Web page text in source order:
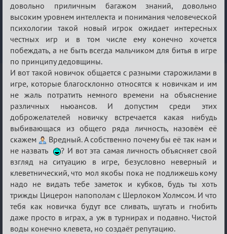
довольно приличным багажом знаний, довольно
высоким уровнем интеллекта и понимания человеческой
психологии такой новый игрок ожидает интересных
честных игр и в том числе ему конечно хочется
побеждать, а не быть всегда мальчиком для битья в игре
по принципу дедовщины.
И вот такой новичок общается с разными старожилами в
игре, которые благосклонно относятся к новичкам и им
не жаль потратить немного времени на объяснение
различных ньюансов. И допустим среди этих
доброжелателей новичку встречается какая нибудь
выбивающася из общего ряда личность, назовём её
скажем
Вредный. А собственно почему бы её так нам и
не назвать
? И вот эта самая личность объясняет свой
взгляд на ситуацию в игре, безусловно неверный и
клеветнический, что мол якобы пока не подлижешь кому
надо не видать тебе заметок и кубков, будь ты хоть
трижды Цицерон напополам с Шерлоком Холмсом. И что
тебя как новичка будут все сливать, шугать и гнобить
даже просто в играх, а уж в турнирах и подавно. Чистой
воды конечно клевета, но создаёт репутацию.